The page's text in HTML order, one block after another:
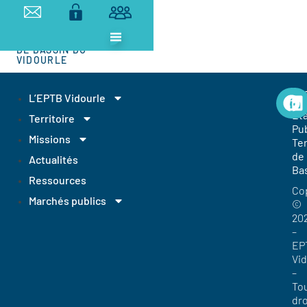
ETABLISSEMENT
DE BASSIN DU
VIDOURLE
L’EPTB Vidourle
Territoire
Missions
Actualités
Ressources
Marchés publics
de
©
–
–